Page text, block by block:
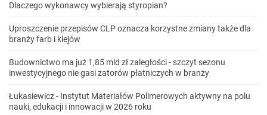
Dlaczego wykonawcy wybierają styropian?
Uproszczenie przepisów CLP oznacza korzystne zmiany także dla
branży farb i klejów
Budownictwo ma już 1,85 mld zł zaległości - szczyt sezonu
inwestycyjnego nie gasi zatorów płatniczych w branży
Łukasiewicz - Instytut Materiałów Polimerowych aktywny na polu
nauki, edukacji i innowacji w 2026 roku